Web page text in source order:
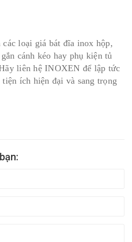
các loại giá bát đĩa inox hộp,
cánh kéo hay phụ kiện tủ
liên hệ INOXEN để lập tức
ích hiện đại và sang trọng